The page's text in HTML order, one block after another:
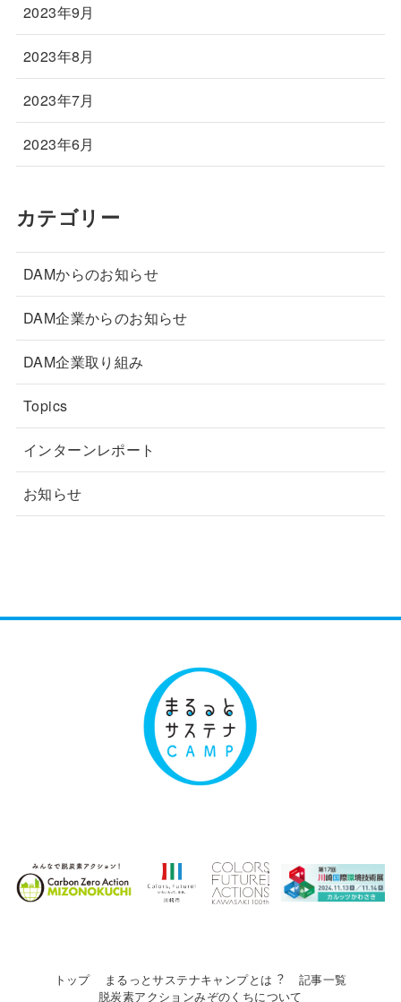
2023年9月
2023年8月
2023年7月
2023年6月
カテゴリー
DAMからのお知らせ
DAM企業からのお知らせ
DAM企業取り組み
Topics
インターンレポート
お知らせ
トップ まるっとサステナキャンプとは︖
記事一覧
脱炭素アクションみぞのくちについて